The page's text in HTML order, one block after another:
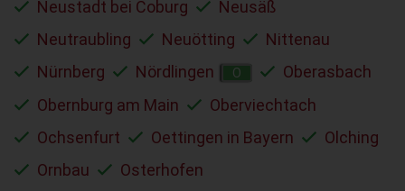
Neustadt bei Coburg
Neusäß
Neutraubling
Neuötting
Nittenau
Nürnberg
Nördlingen O
Oberasbach
Obernburg am Main
Oberviechtach
Ochsenfurt
Oettingen in Bayern
Olching
Ornbau
Osterhofen